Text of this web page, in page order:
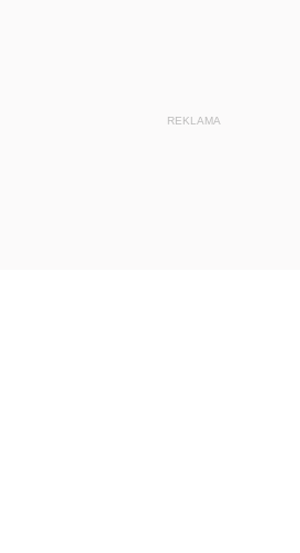
REKLAMA